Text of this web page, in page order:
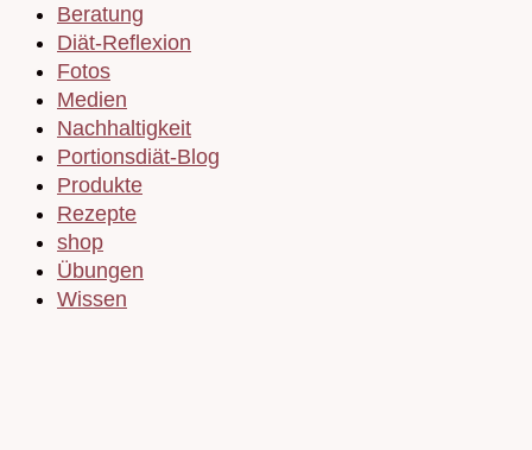
Beratung
Diät-Reflexion
Fotos
Medien
Nachhaltigkeit
Portionsdiät-Blog
Produkte
Rezepte
shop
Übungen
Wissen